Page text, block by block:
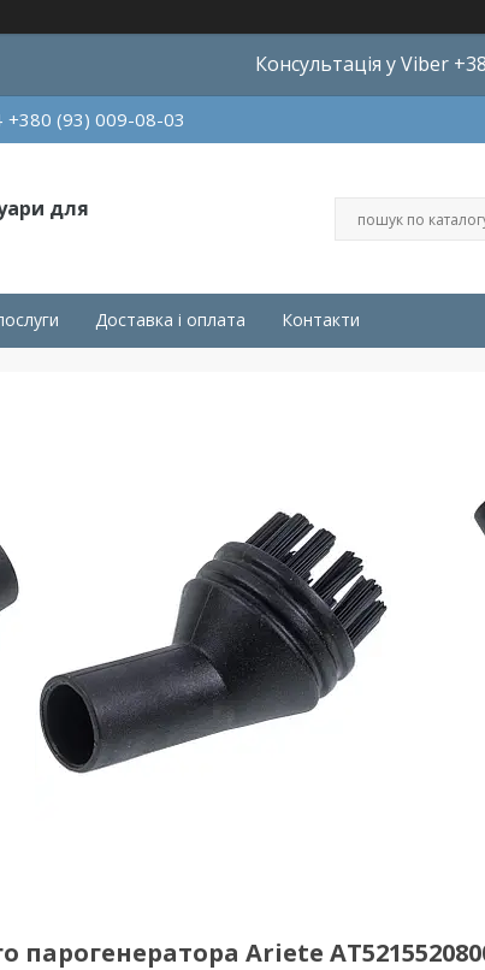
Консультація у Viber
+380 (93) 009-08-03
для
Доставка і оплата Контакти
парогенератора Ariete